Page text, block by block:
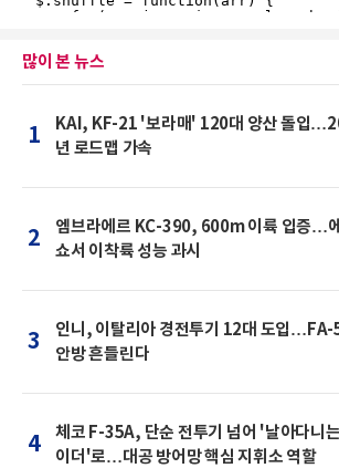
많이 본 뉴스
1
KAI, KF-21 '보라매' 120대 양산 돌입
년 로드맵 가속
2
엠브라에르 KC-390, 600m 이륙 입증…
쇼서 이착륙 성능 과시
3
인니, 이탈리아 경전투기 12대 도입…FA-
안방 흔들린다
4
체코 F-35A, 단순 전투기 넘어 '날아다니는
이더'로…대공 방어망 핵심 지휘소 역할